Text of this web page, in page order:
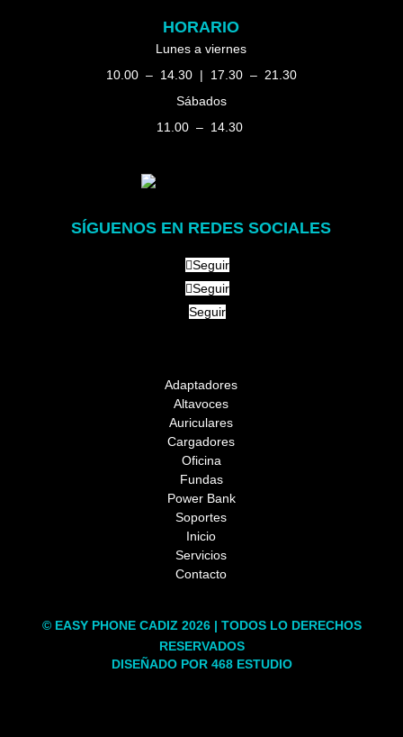
HORARIO
Lunes a viernes
10.00 – 14.30 | 17.30 – 21.30
Sábados
11.00 – 14.30
SÍGUENOS EN REDES SOCIALES
Seguir
Seguir
Seguir
Adaptadores
Altavoces
Auriculares
Cargadores
Oficina
Fundas
Power Bank
Soportes
Inicio
Servicios
Contacto
© EASY PHONE CADIZ 2026 | TODOS LO DERECHOS
RESERVADOS
DISEÑADO POR 468 ESTUDIO